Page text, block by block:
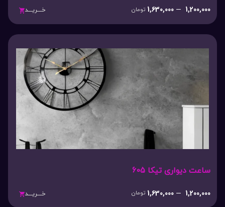
1,200,000
–
1,630,000 تومان خـــریـــد
ساعت دیواری تیکا 605
1,200,000
–
1,630,000 تومان خـــریـــد